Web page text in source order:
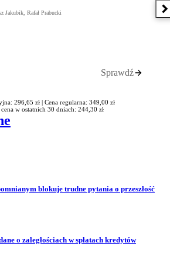
Jakubik, Rafał Prabucki
Sprawdź
296,65 zł | Cena regularna: 349,00 zł
w ostatnich 30 dniach: 244,30 zł
blokuje trudne pytania o przeszłość
o zaległościach w spłatach kredytów